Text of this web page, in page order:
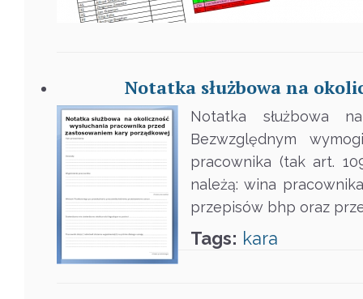
Notatka służbowa na
Notatka służbowa
Bezwzględnym
pracownika (tak art.
należą: wina
przepisów bhp oraz
Tags: kara